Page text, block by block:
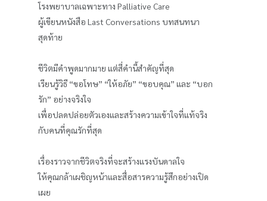
โรงพยาบาลเฉพาะทาง Palliative Care
ผู้เขียนหนังสือ Last Conversations บทสนทนา
สุดท้าย
ชีวิตมีคำพูดมากมาย แต่สี่คำนี้สำคัญที่สุด
เรียนรู้วิธี “ขอโทษ” “ให้อภัย” “ขอบคุณ” และ “บอก
รัก” อย่างจริงใจ
เพื่อปลดปล่อยตัวเองและสร้างความเข้าใจที่แท้จริง
กับคนที่คุณรักที่สุด
เรื่องราวจากชีวิตจริงที่จะสร้างแรงบันดาลใจ
ให้คุณกล้าเผชิญหน้าและสื่อสารความรู้สึกอย่างเปิด
เผย